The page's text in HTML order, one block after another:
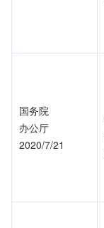
国务院
办公厅
2020/7/21